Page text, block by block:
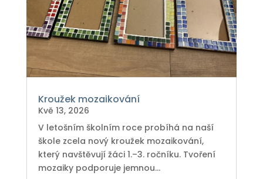
Kroužek mozaikování
Kvě 13, 2026
V letošním školním roce probíhá na naší
škole zcela nový kroužek mozaikování,
který navštěvují žáci 1.–3. ročníku. Tvoření
mozaiky podporuje jemnou...